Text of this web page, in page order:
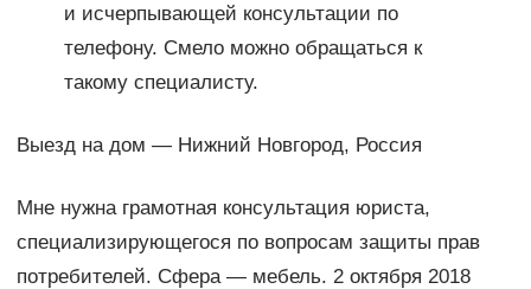
и исчерпывающей консультации по
телефону. Смело можно обращаться к
такому специалисту.
Выезд на дом — Нижний Новгород, Россия
Мне нужна грамотная консультация юриста,
специализирующегося по вопросам защиты прав
потребителей. Сфера — мебель. 2 октября 2018